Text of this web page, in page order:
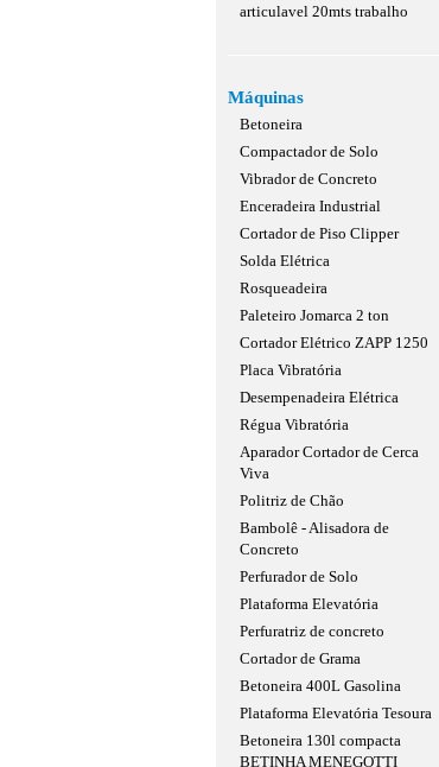
articulavel 20mts trabalho
Máquinas
Betoneira
Compactador de Solo
Vibrador de Concreto
Enceradeira Industrial
Cortador de Piso Clipper
Solda Elétrica
Rosqueadeira
Paleteiro Jomarca 2 ton
Cortador Elétrico ZAPP 1250
Placa Vibratória
Desempenadeira Elétrica
Régua Vibratória
Aparador Cortador de Cerca
Viva
Politriz de Chão
Bambolê - Alisadora de
Concreto
Perfurador de Solo
Plataforma Elevatória
Perfuratriz de concreto
Cortador de Grama
Betoneira 400L Gasolina
Plataforma Elevatória Tesoura
Betoneira 130l compacta
BETINHA MENEGOTTI